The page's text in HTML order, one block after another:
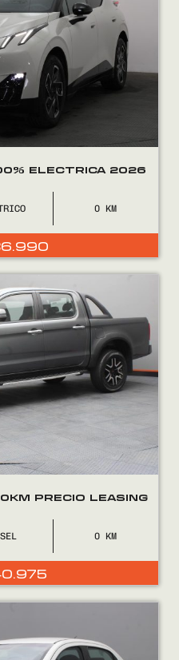
ELECTRICA 2026
0
PRECIO LEASING
0